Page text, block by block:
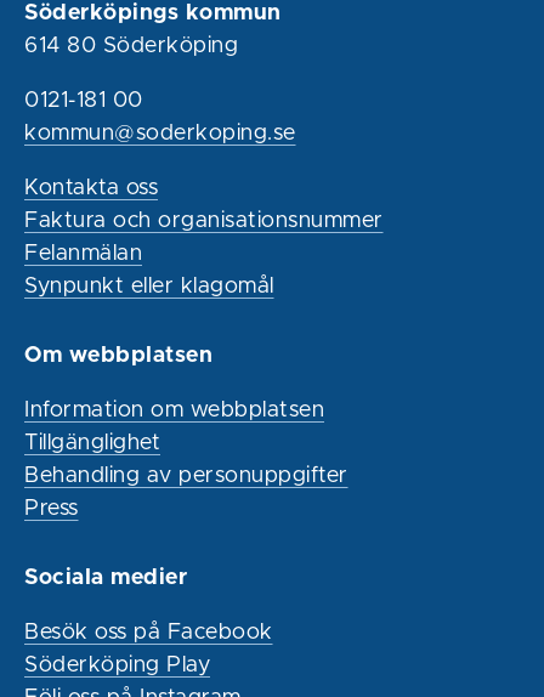
Söderköpings kommun
614 80 Söderköping
0121-181 00
kommun@soderkoping.se
Kontakta oss
Faktura och organisationsnummer
Felanmälan
Synpunkt eller klagomål
Om webbplatsen
Information om webbplatsen
Tillgänglighet
Behandling av personuppgifter
Press
Sociala medier
Besök oss på Facebook
Söderköping Play